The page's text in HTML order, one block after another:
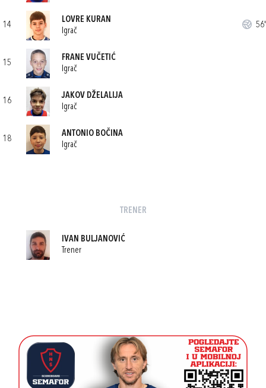
14
LOVRE KURAN
Igrač
56'
15
FRANE VUČETIĆ
Igrač
16
JAKOV DŽELALIJA
Igrač
18
ANTONIO BOČINA
Igrač
TRENER
IVAN BULJANOVIĆ
Trener